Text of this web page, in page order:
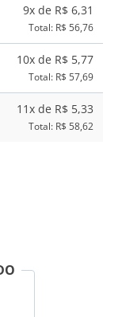
9x de R$ 6,31
Total: R$ 56,76
10x de R$ 5,77
Total: R$ 57,69
11x de R$ 5,33
Total: R$ 58,62